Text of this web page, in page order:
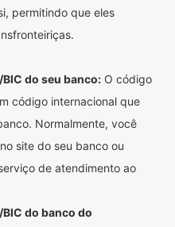
permitindo que eles
do seu banco: O código
código internacional que
Normalmente, você
site do seu banco ou
de atendimento ao
do banco do